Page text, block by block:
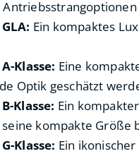
Ein kompaktes
Klasse: Eine
Optik geschätzt
Klasse: Ein
kompakte Größe
Klasse: Ein